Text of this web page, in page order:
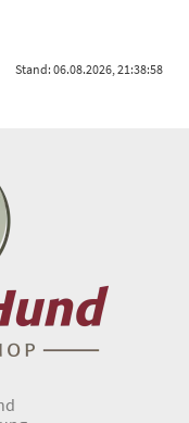
Stand: 06.08.2026, 21:38:58